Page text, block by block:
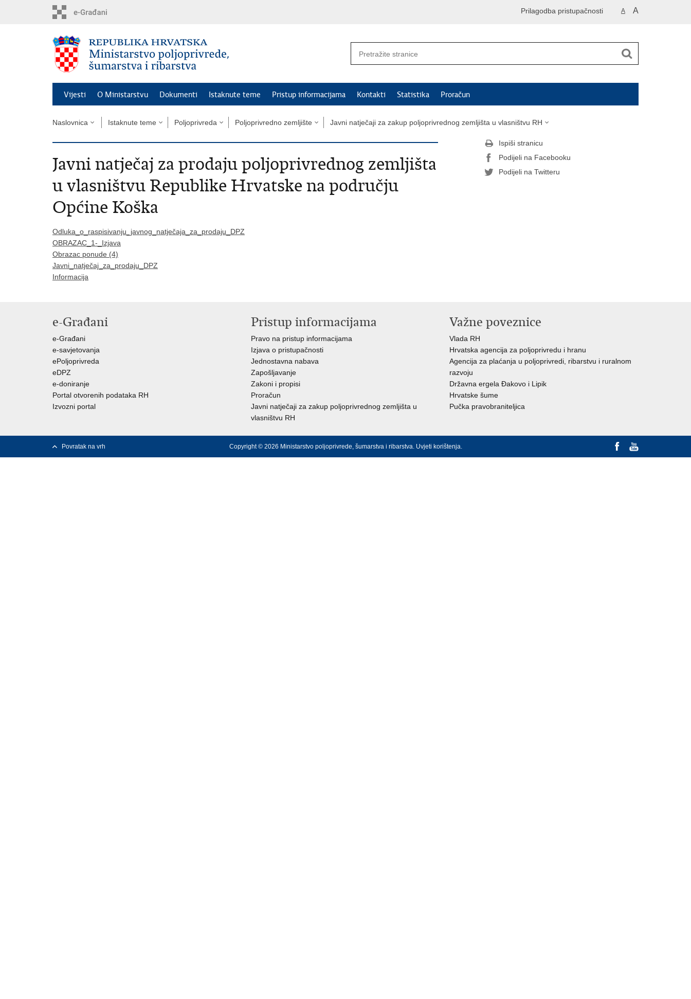
A A
Prilagodba pristupačnosti
Vijesti O Ministarstvu Dokumenti Istaknute teme Pristup informacijama Kontakti Statistika Proračun
Naslovnica Istaknute teme Poljoprivreda Poljoprivredno zemljište Javni natječaji za zakup poljoprivrednog zemljišta u vlasništvu RH
Javni natječaj za prodaju poljoprivrednog zemljišta
u vlasništvu Republike Hrvatske na području
Općine Koška
Odluka_o_raspisivanju_javnog_natječaja_za_prodaju_DPZ
OBRAZAC_1-_Izjava
Obrazac ponude (4)
Javni_natječaj_za_prodaju_DPZ
Informacija
Ispiši stranicu
Podijeli na Facebooku
Podijeli na Twitteru
e-Građani
e-Građani
e-savjetovanja
ePoljoprivreda
eDPZ
e-doniranje
Portal otvorenih podataka RH
Izvozni portal
Pristup informacijama
Pravo na pristup informacijama
Izjava o pristupačnosti
Jednostavna nabava
Zapošljavanje
Zakoni i propisi
Proračun
Javni natječaji za zakup poljoprivrednog zemljišta u
vlasništvu RH
Važne poveznice
Vlada RH
Hrvatska agencija za poljoprivredu i hranu
Agencija za plaćanja u poljoprivredi, ribarstvu i ruralnom
razvoju
Državna ergela Đakovo i Lipik
Hrvatske šume
Pučka pravobraniteljica
Povratak na vrh Copyright © 2026 Ministarstvo poljoprivrede, šumarstva i ribarstva. Uvjeti korištenja.